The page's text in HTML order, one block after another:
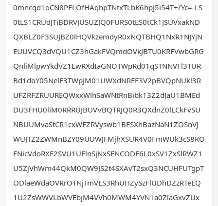
0mncqd1oCN8PELOfHAqhpTNtxTLbK6hpJ5i54T+/Yc=-LS
0tLS1CRUdJTiBDRVJUSUZJQ0FURS0tLS0tCk1JSUVxakND
QXBLZ0F3SUJBZ0lHQVkzemdyR0xNQTBHQ1NxR1NJYjN
EUUVCQ3dVQU1CZ3hGakFVQmdOVkJBTU0KRFVwbGRG
QnliMlpwYkdVZ1EwRXdIaGNOTWpRd01qSTNNVFl3TUR
Bd1doY05NelF3TWpJM01UWXdNREF3V2pBVQpNUkl3R
UFZRFZRUUREQWxxWlhSaWNtRnBibk13Z2dJaU1BMEd
DU3FHU0liM0RRRUJBUVVBQTRJQ0R3QXdnZ0lLCkFvSU
NBUUMvaStCR1cxWFZRVyswb1BFSXhBazNaN1ZOSnVJ
WUJTZ2ZWMnBZY09UUWJFMjhXSUR4V0FmWUk3cS8KO
FNicVdoRXF2SVU1UElnSjNxSENCODF6L0xSV1ZxSlRWZ1
U5ZjVhWm44QkM0QW9JS2t4SXAvT2sxQ3NCUHFUTgpT
ODlaeWdaOVRrOTNjTmVES3RhUHZySzFlUDhDZzRTeEQ
1U2ZsWWVLbWVEbjM4VVh0MWM4YVN1a0ZlaGxvZUx